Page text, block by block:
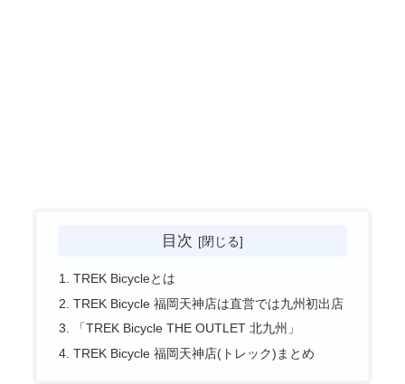
目次
TREK Bicycleとは
TREK Bicycle 福岡天神店は直営では九州初出店
「TREK Bicycle THE OUTLET 北九州」
TREK Bicycle 福岡天神店(トレック)まとめ